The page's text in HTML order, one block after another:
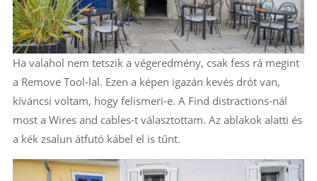
Ha valahol nem tetszik a végeredmény, csak fess rá megint
a Remove Tool-lal. Ezen a képen igazán kevés drót van,
kíváncsi voltam, hogy felismeri-e. A Find distractions-nál
most a Wires and cables-t választottam. Az ablakok alatti és
a kék zsalun átfutó kábel el is tűnt.